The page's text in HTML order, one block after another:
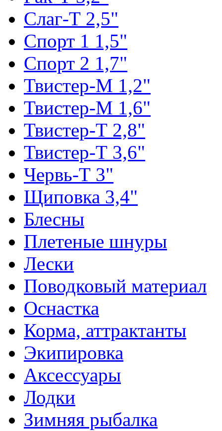
Слаг-Т 2,5"
Спорт 1 1,5"
Спорт 2 1,7"
Твистер-М 1,2"
Твистер-М 1,6"
Твистер-Т 2,8"
Твистер-Т 3,6"
Червь-Т 3"
Щиповка 3,4"
Блесны
Плетеные шнуры
Лески
Поводковый материал
Оснастка
Корма, аттрактанты
Экипировка
Аксессуары
Лодки
Зимняя рыбалка